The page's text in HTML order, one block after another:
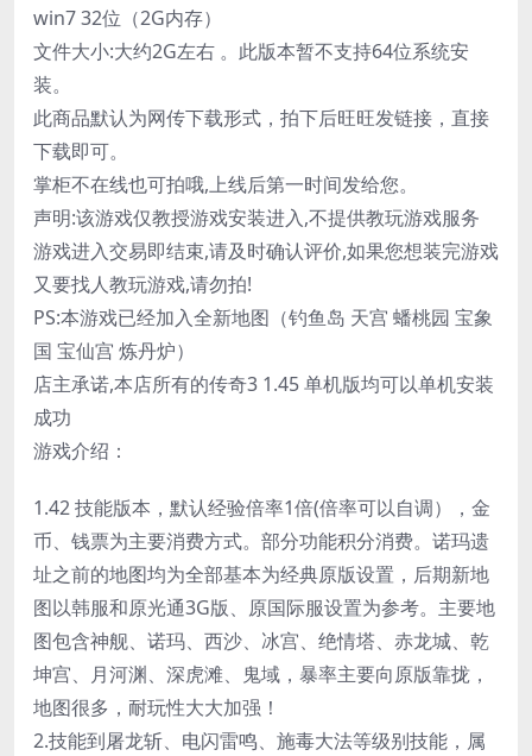
win7 32位（2G内存）
文件大小:大约2G左右 。此版本暂不支持64位系统安
装。
此商品默认为网传下载形式，拍下后旺旺发链接，直接
下载即可。
掌柜不在线也可拍哦,上线后第一时间发给您。
声明:该游戏仅教授游戏安装进入,不提供教玩游戏服务
游戏进入交易即结束,请及时确认评价,如果您想装完游戏
又要找人教玩游戏,请勿拍!
PS:本游戏已经加入全新地图（钓鱼岛 天宫 蟠桃园 宝象
国 宝仙宫 炼丹炉）
店主承诺,本店所有的传奇3 1.45 单机版均可以单机安装
成功
游戏介绍：
1.42 技能版本，默认经验倍率1倍(倍率可以自调），金
币、钱票为主要消费方式。部分功能积分消费。诺玛遗
址之前的地图均为全部基本为经典原版设置，后期新地
图以韩服和原光通3G版、原国际服设置为参考。主要地
图包含神舰、诺玛、西沙、冰宫、绝情塔、赤龙城、乾
坤宫、月河渊、深虎滩、鬼域，暴率主要向原版靠拢，
地图很多，耐玩性大大加强！
2.技能到屠龙斩、电闪雷鸣、施毒大法等级别技能，属